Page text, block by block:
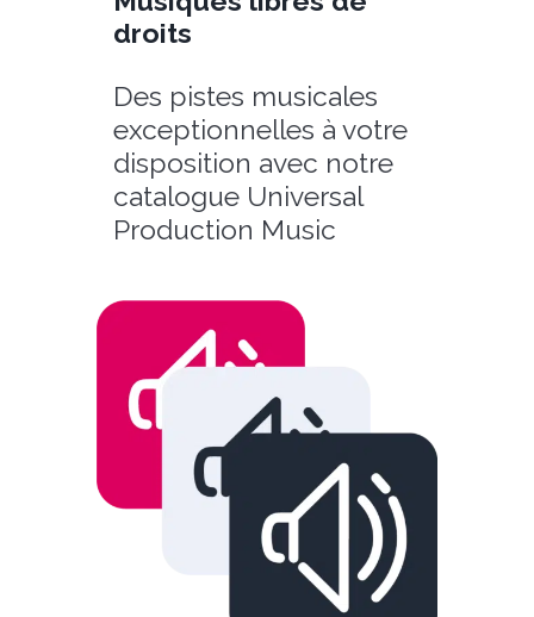
droits
Des pistes musicales
exceptionnelles à votre
disposition avec notre
catalogue Universal
Production Music